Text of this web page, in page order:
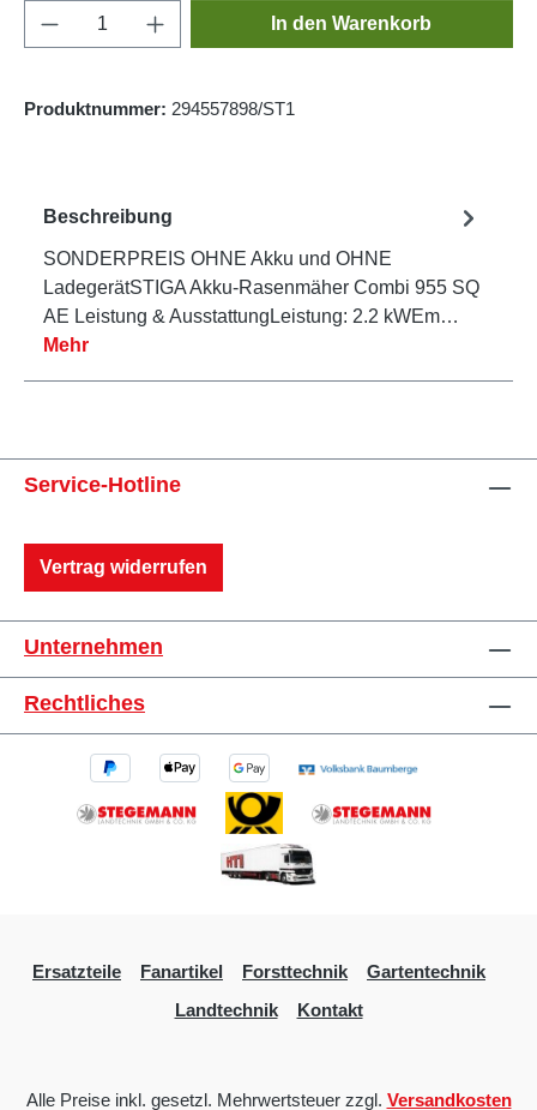
Produkt Anzahl: Gib den gewünschten
In den Warenkorb
Produktnummer: 294557898/ST1
Beschreibung
SONDERPREIS OHNE Akku und OHNE
LadegerätSTIGA Akku-Rasenmäher Combi 955 SQ
AE Leistung & AusstattungLeistung: 2.2 kWEm…
Mehr
Service-Hotline
Vertrag widerrufen
Unternehmen
Rechtliches
Ersatzteile Fanartikel Forsttechnik
Gartentechnik
Landtechnik
Kontakt
Alle Preise inkl. gesetzl. Mehrwertsteuer zzgl. Versandkosten